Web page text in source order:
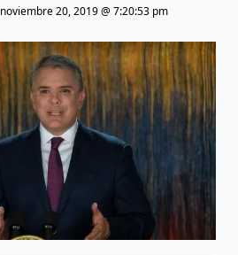
noviembre 20, 2019 @ 7:20:53 pm